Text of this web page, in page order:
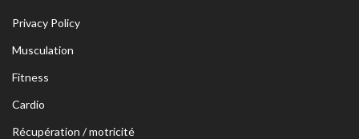
Privacy Policy
Musculation
Fitness
Cardio
Récupération / motricité